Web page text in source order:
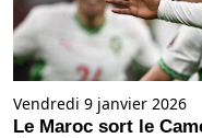
Vendredi 9 janvier 2026
Le Maroc sort le